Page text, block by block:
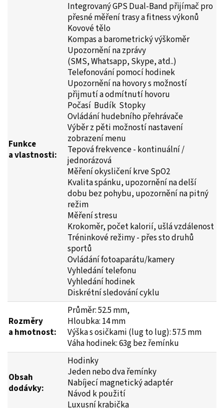
Funkce
a vlastnosti:
Integrovaný GPS Dual-Band přijímač pro
přesné měření trasy a fitness výkonů
Kovové tělo
Kompas a barometrický výškoměr
Upozornění na zprávy
(SMS, Whatsapp, Skype, atd..)
Telefonování pomocí hodinek
Upozornění na hovory s možností
přijmutí a odmítnutí hovoru
Počasí Budík Stopky
Ovládání hudebního přehrávače
Výběr z pěti možností nastavení
zobrazení menu
Tepová frekvence - kontinuální /
jednorázová
Měření okysličení krve SpO2
Kvalita spánku, upozornění na delší
dobu bez pohybu, upozornění na pitný
režim
Měření stresu
Krokoměr, počet kalorií, ušlá vzdálenost
Tréninkové režimy - přes sto druhů
sportů
Ovládání fotoaparátu/kamery
Vyhledání telefonu
Vyhledání hodinek
Diskrétní sledování cyklu
Rozměry
a hmotnost:
Průměr: 52.5 mm,
Hloubka: 14 mm
Výška s osičkami (lug to lug): 57.5 mm
Váha hodinek: 63g bez řemínku
Obsah
dodávky:
Hodinky
Jeden nebo dva řemínky
Nabíjecí magnetický adaptér
Návod k použití
Luxusní krabička